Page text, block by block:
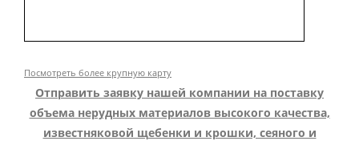
Посмотреть более крупную карту
Отправить заявку нашей компании на поставку
объема нерудных материалов высокого качества,
известняковой щебенки и крошки, сеяного и